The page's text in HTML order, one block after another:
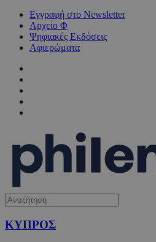
Εγγραφή στο Newsletter
Αρχείο Φ
Ψηφιακές Εκδόσεις
Αφιερώματα
ΚΥΠΡΟΣ